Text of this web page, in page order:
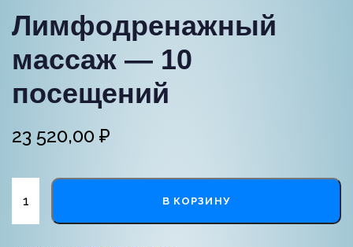
Лимфодренажный
массаж — 10
посещений
23 520,00 ₽
В КОРЗИНУ